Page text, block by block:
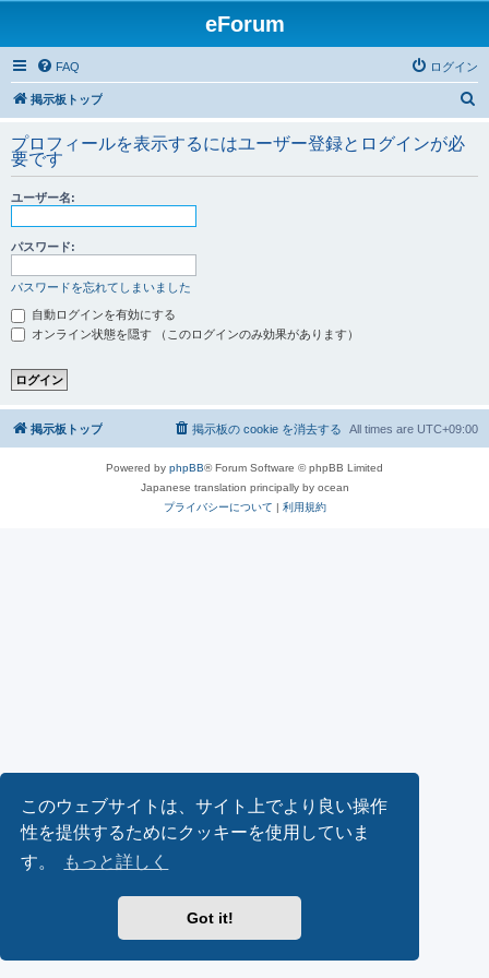
このウェブサイトは、サイト上でより良い操作
性を提供するためにクッキーを使用していま
す。
もっと詳しく
Got it!
eForum
FAQ ログイン
掲示板トップ
プロフィールを表示するにはユーザー登録とログインが必
要です
ユーザー名:
パスワード:
パスワードを忘れてしまいました
自動ログインを有効にする
オンライン状態を隠す （このログインのみ効果があります）
掲示板トップ All times are UTC+09:00
掲示板の cookie を消去する
Powered by phpBB® Forum Software © phpBB Limited
Japanese translation principally by ocean
プライバシーについて | 利用規約